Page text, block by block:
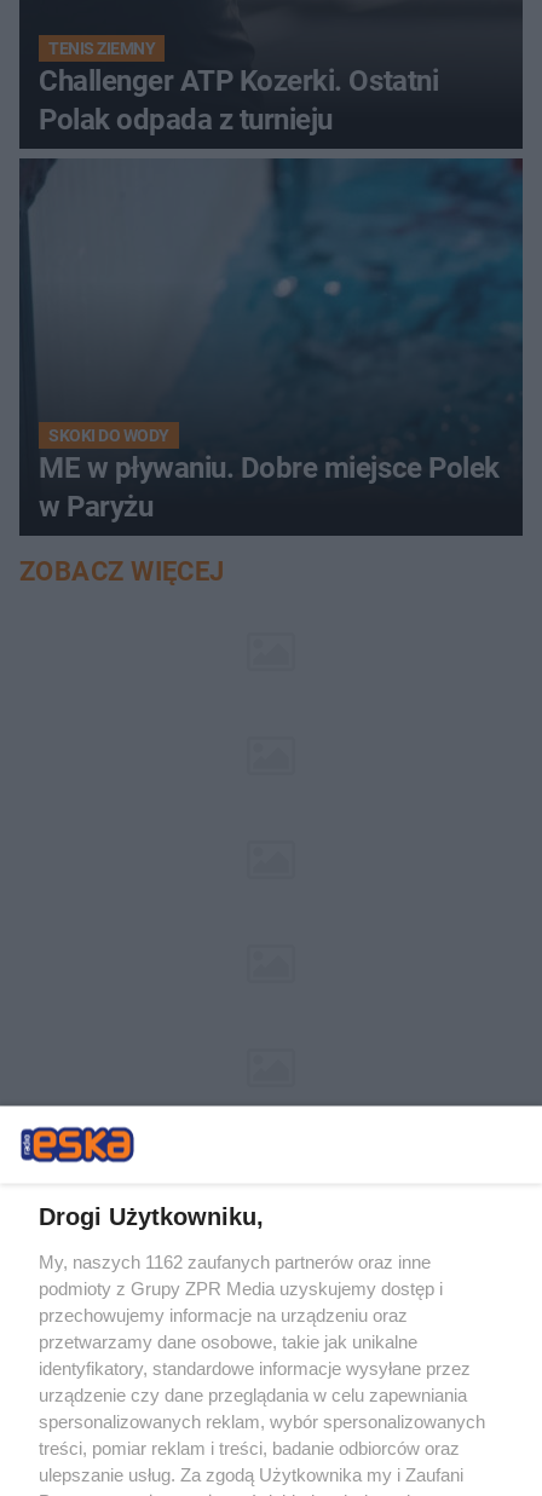
TENIS ZIEMNY
Challenger ATP Kozerki. Ostatni
Polak odpada z turnieju
SKOKI DO WODY
ME w pływaniu. Dobre miejsce Polek
w Paryżu
ZOBACZ WIĘCEJ
Żaden utwór zamieszczony w serwisie nie może być powielany i
rozpowszechniany lub dalej rozpowszechniany w jakikolwiek sposób (w
tym także elektroniczny lub mechaniczny) na jakimkolwiek polu
eksploatacji w jakiejkolwiek formie, włącznie z umieszczaniem w
Internecie bez pisemnej zgody właściciela praw. Jakiekolwiek użycie lub
wykorzystanie utworów w całości lub w części z naruszeniem prawa,
tzn. bez właściwej zgody, jest zabronione pod groźbą kary i może być
ścigane prawnie.
Drogi Użytkowniku,
My, naszych 1162 zaufanych partnerów oraz inne
podmioty z Grupy ZPR Media uzyskujemy dostęp i
przechowujemy informacje na urządzeniu oraz
przetwarzamy dane osobowe, takie jak unikalne
identyfikatory, standardowe informacje wysyłane przez
urządzenie czy dane przeglądania w celu zapewniania
spersonalizowanych reklam, wybór spersonalizowanych
treści, pomiar reklam i treści, badanie odbiorców oraz
ulepszanie usług. Za zgodą Użytkownika my i Zaufani